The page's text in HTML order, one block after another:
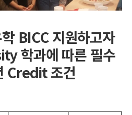
BICC 지원하고자
학과에 따른 필수
Credit 조건